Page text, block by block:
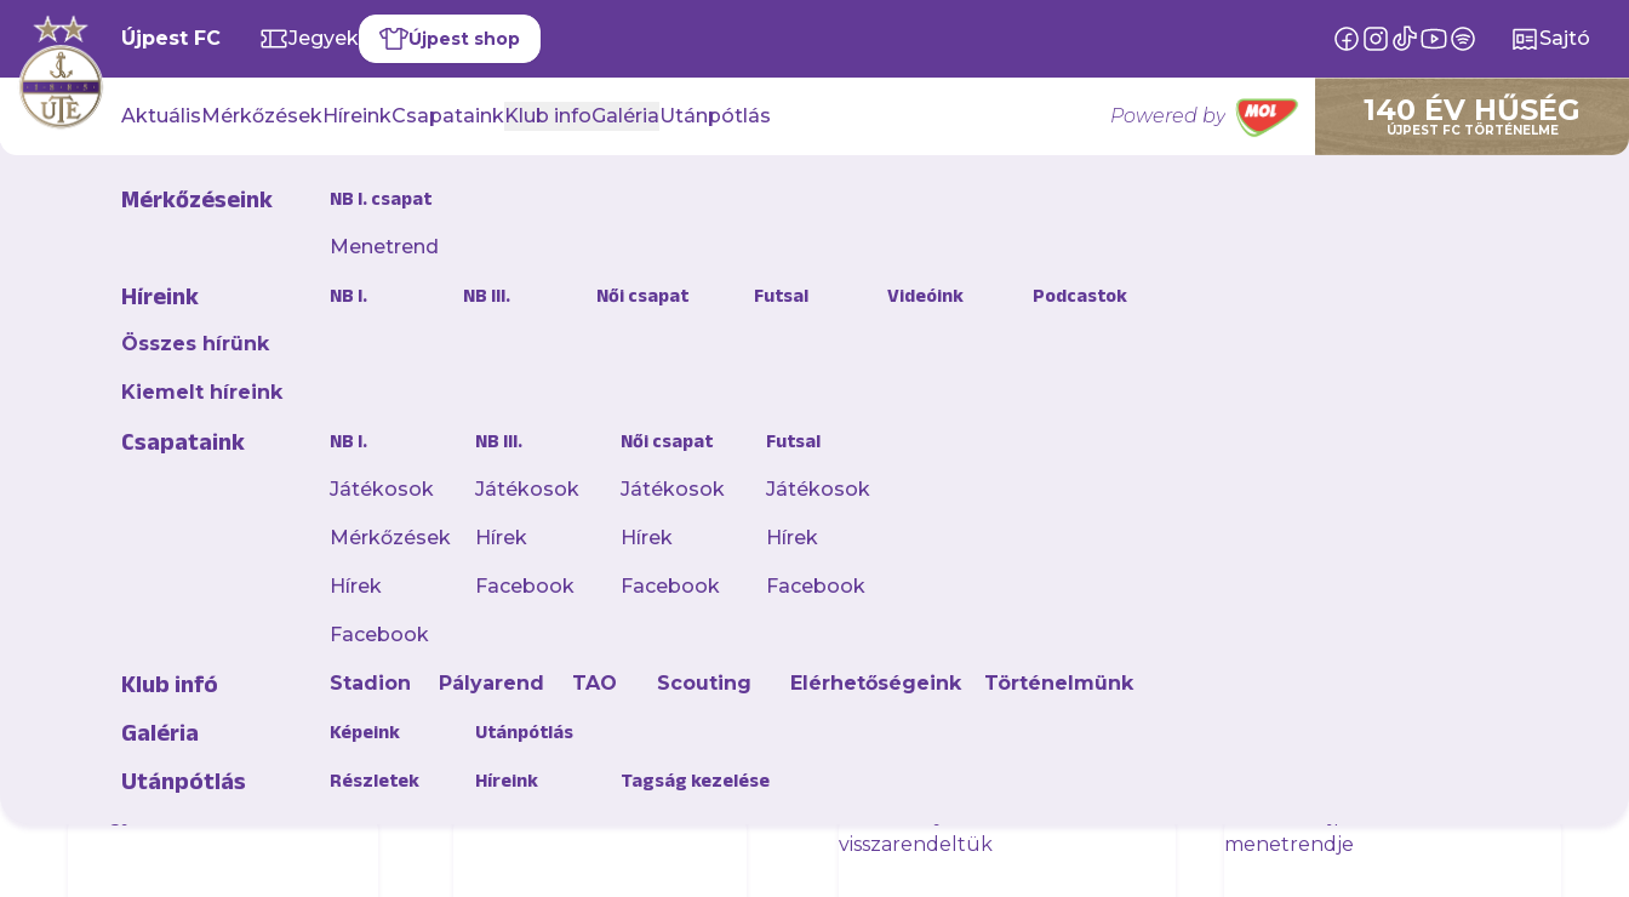
Újpest FC Jegyek Újpest shop Sajtó
AktuálisMérkőzésekHíreinkCsapatainkKlub infoGalériaUtánpótlás Powered by 140 ÉV HŰSÉG
ÚJPEST FC TÖRTÉNELME
Mérkőzéseink NB I. csapat
Menetrend
Híreink
Összes hírünk
Kiemelt híreink
NB I. NB III. Női csapat Futsal Videóink Podcastok
Csapataink NB I.
Játékosok
Mérkőzések
Hírek
Facebook
NB III.
Játékosok
Hírek
Facebook
Női csapat
Játékosok
Hírek
Facebook
Futsal
Játékosok
Hírek
Facebook
Klub infó Stadion Pályarend TAO Scouting Elérhetőségeink Történelmünk
Galéria Képeink Utánpótlás
Utánpótlás Részletek Híreink Tagság kezelése
Szanyó Károly vár ma a repoharakon
A teljes hírt a Club 1885 applikációban olvashatod el!